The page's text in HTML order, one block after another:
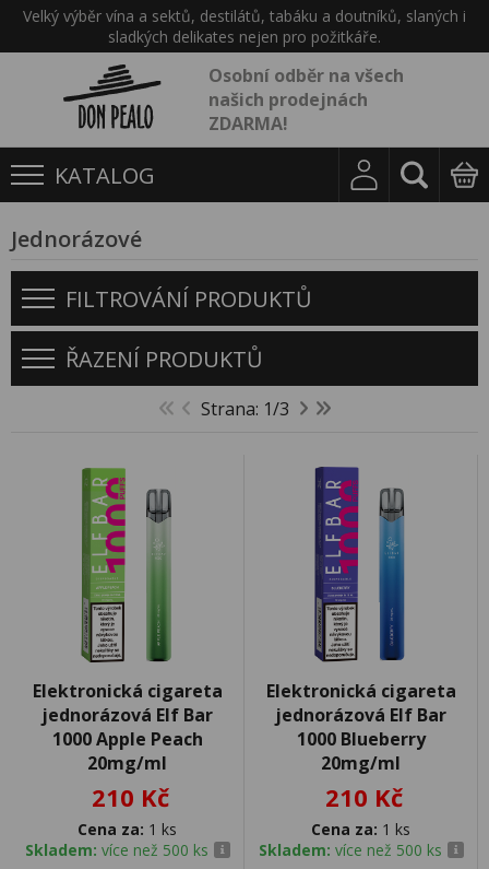
Velký výběr vína a sektů, destilátů, tabáku a doutníků, slaných i
sladkých delikates nejen pro požitkáře.
Osobní odběr na všech
našich prodejnách
ZDARMA!
KATALOG
Jednorázové
FILTROVÁNÍ PRODUKTŮ
ŘAZENÍ PRODUKTŮ
Strana: 1/3
Elektronická cigareta
jednorázová Elf Bar
1000 Apple Peach
20mg/ml
210 Kč
Cena za: 1 ks
Skladem: více než 500 ks
Elektronická cigareta
jednorázová Elf Bar
1000 Blueberry
20mg/ml
210 Kč
Cena za: 1 ks
Skladem: více než 500 ks